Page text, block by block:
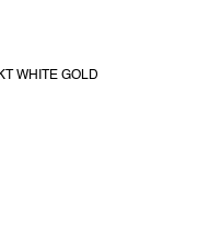
WHITE GOLD